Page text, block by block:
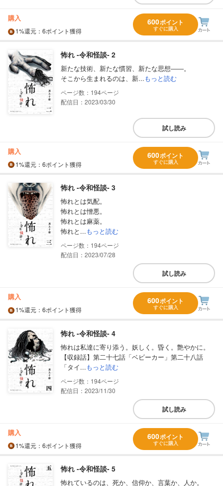
購入
1%還元 ：6ポイント獲得
600ポイント
すぐに購入
怖れ ‐令和怪談‐ 2
新たな技術、新たな慣習、新たな思想――。
そこから生まれるのは、新...もっと読む
194
配信日：2023/03/30
試し読み
購入
1%還元 ：6ポイント獲得
600ポイント
すぐに購入
怖れ ‐令和怪談‐ 3
怖れとは気配。
怖れとは憎悪。
怖れとは麻薬。
怖れと...もっと読む
194
配信日：2023/07/28
試し読み
購入
1%還元 ：6ポイント獲得
600ポイント
すぐに購入
怖れ ‐令和怪談‐ 4
怖れは私達に寄り添う。妖しく。昏く。艶やかに。
【収録話】第二十七話「ベビーカー」第二十八話
「タイ...もっと読む
194
配信日：2023/11/30
試し読み
購入
1%還元 ：6ポイント獲得
600ポイント
すぐに購入
怖れ ‐令和怪談‐ 5
怖れているのは、死か、信仰か、言葉か、人か。